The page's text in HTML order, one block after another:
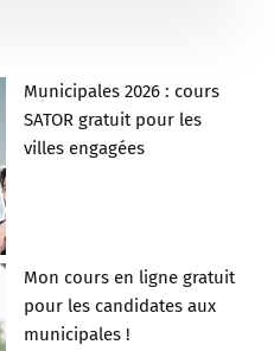
Municipales 2026 : cours
SATOR gratuit pour les
villes engagées
Mon cours en ligne gratuit
pour les candidates aux
municipales !